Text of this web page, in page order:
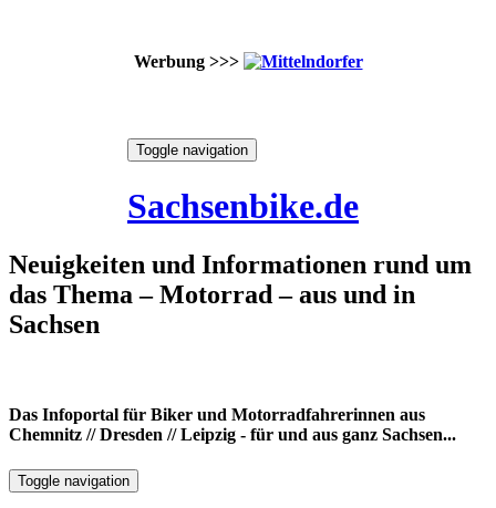
Werbung >>>
Toggle navigation
Sachsenbike.de
Neuigkeiten und Informationen rund um
das Thema – Motorrad – aus und in
Sachsen
Das Infoportal für Biker und Motorradfahrerinnen aus
Chemnitz // Dresden // Leipzig - für und aus ganz Sachsen...
Toggle navigation